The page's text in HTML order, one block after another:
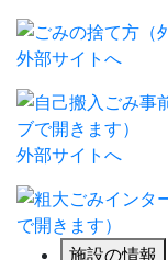
外部サイトへ
外部サイトへ
施設の情報